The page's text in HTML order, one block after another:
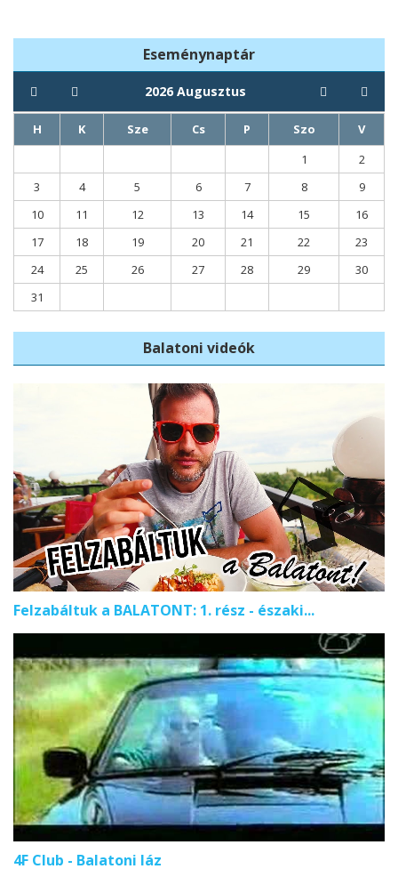
Eseménynaptár
2026 Augusztus
H K Sze Cs P Szo
V
1
2
3
4 5 6 7 8
9
10
11 12 13 14 15
16
17
18 19 20 21 22
23
24
25 26 27 28 29
30
31
Balatoni videók
Felzabáltuk a BALATONT: 1. rész - északi...
4F Club - Balatoni láz